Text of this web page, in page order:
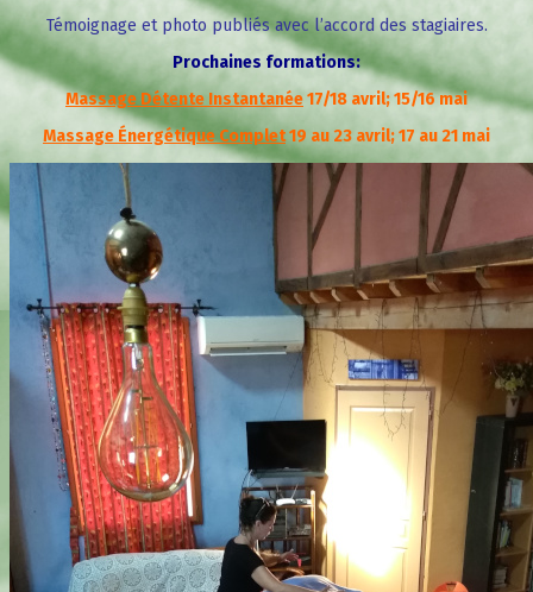
Témoignage et photo publiés avec l’accord des stagiaires.
Prochaines formations:
Massage Détente Instantanée17/18 avril; 15/16 mai
Massage Énergétique Complet19 au 23 avril; 17 au 21 mai